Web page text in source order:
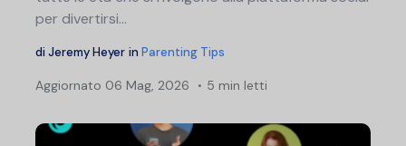
per divertirsi...
di Jeremy Heyer in Parenting Tips
Aggiornato 06 Mag, 2026 5 min letti